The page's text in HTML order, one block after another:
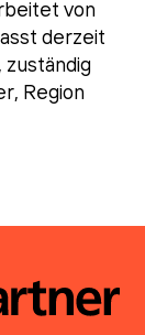
von
derzeit
zuständig
Region